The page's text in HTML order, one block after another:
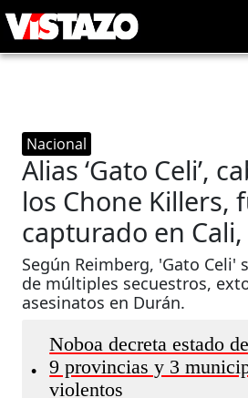
Nacional
Alias ‘Gato Celi’,
los Chone Killers,
capturado en
Según Reimberg, 'Gato Celi'
de múltiples secuestros,
asesinatos en Durán.
•
Noboa decreta estado
9 provincias y 3
violentos